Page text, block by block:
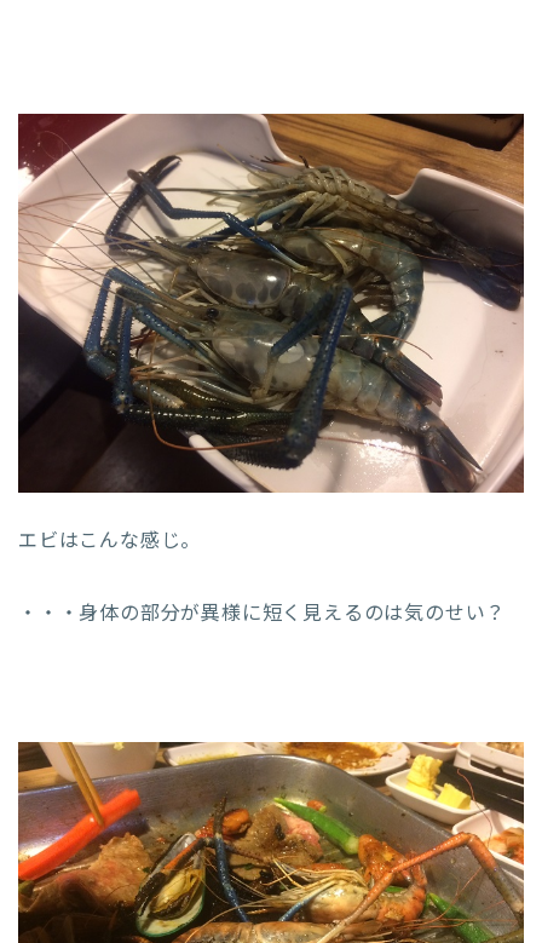
エビはこんな感じ。
・・・身体の部分が異様に短く見えるのは気のせい？